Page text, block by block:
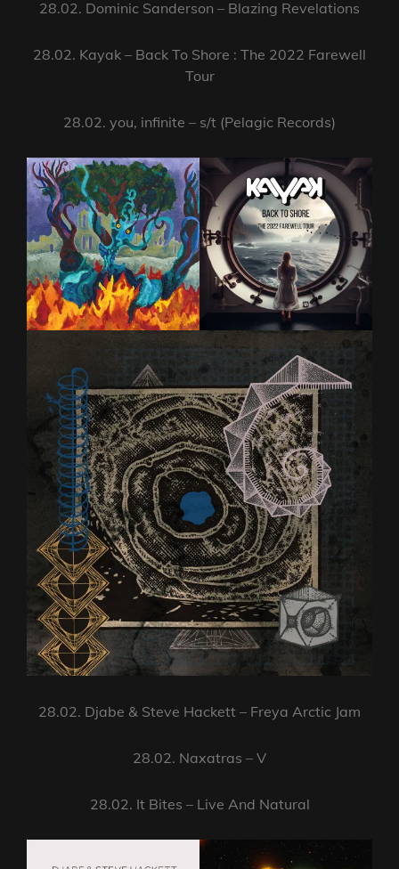
28.02. Dominic Sanderson – Blazing Revelations
28.02. Kayak – Back To Shore : The 2022 Farewell
Tour
28.02. you, infinite – s/t (Pelagic Records)
28.02. Djabe & Steve Hackett – Freya Arctic Jam
28.02. Naxatras – V
28.02. It Bites – Live And Natural